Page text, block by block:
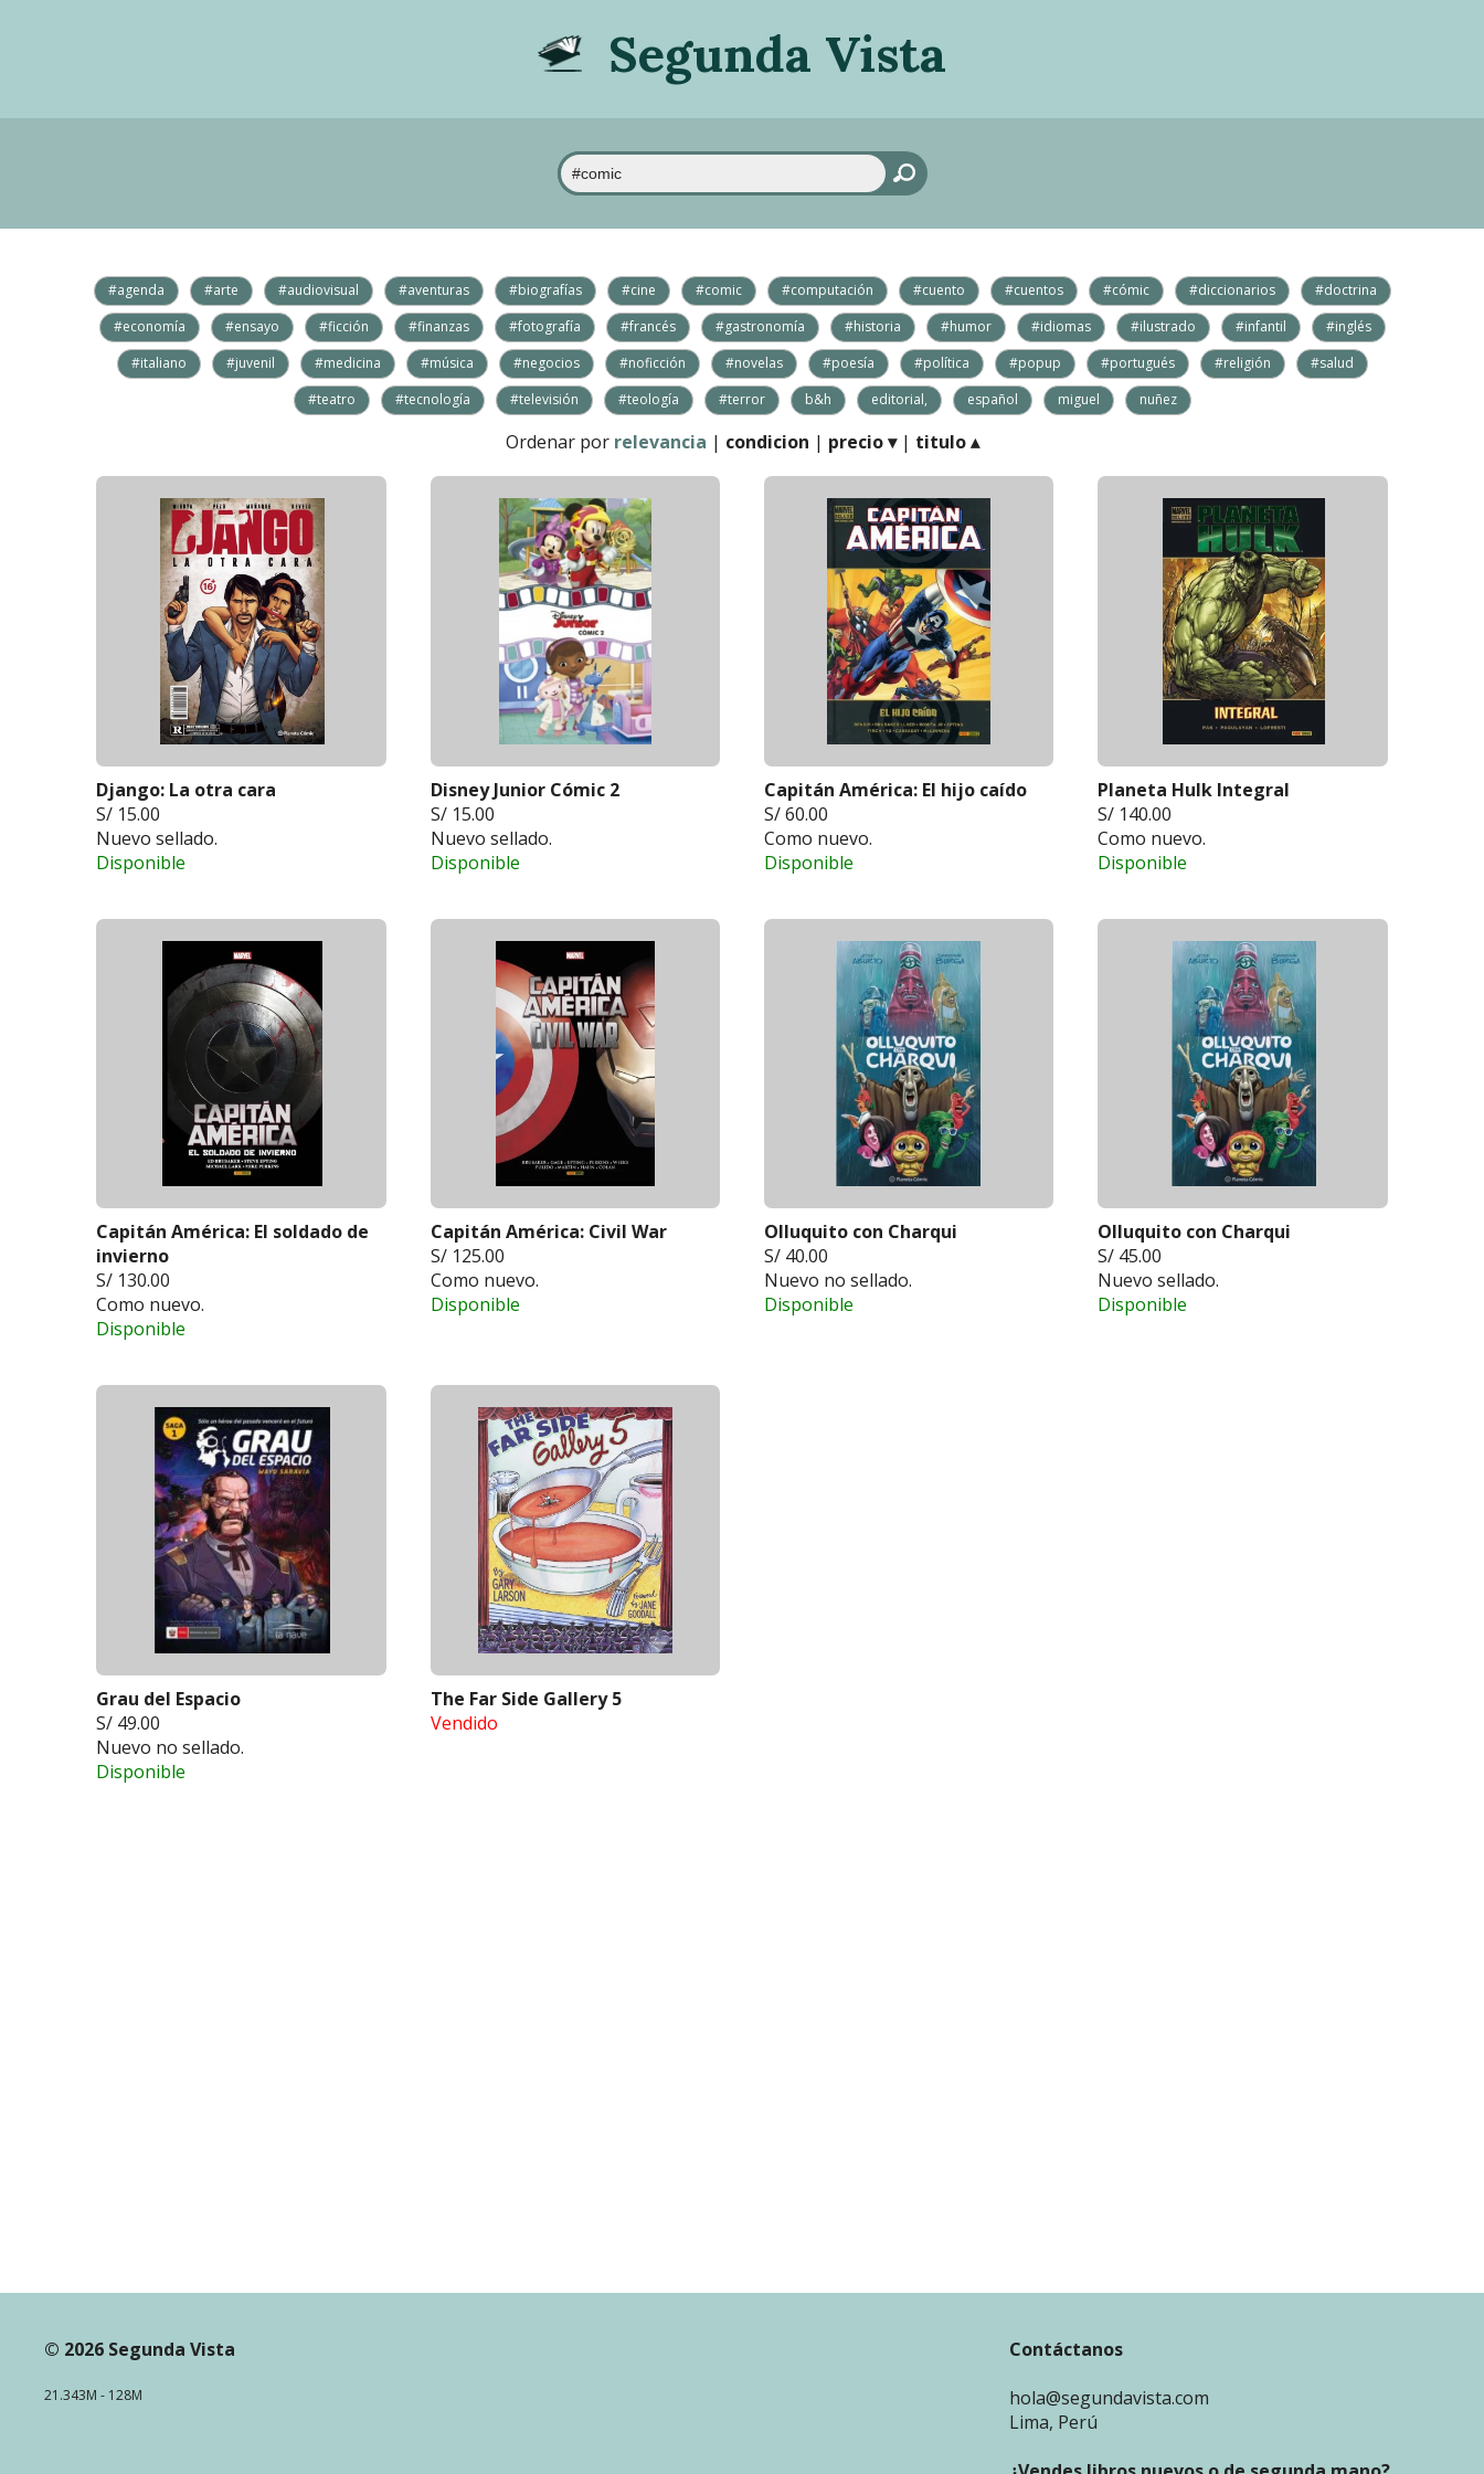
Segunda Vista
#agenda #arte #audiovisual #aventuras #biografías #cine #comic #computación #cuento #cuentos #cómic #diccionarios
#doctrina
#economía
#ensayo #ficción #finanzas #fotografía #francés #gastronomía #historia #humor #idiomas #ilustrado #infantil
#inglés
#italiano
#juvenil #medicina #música #negocios #noficción #novelas #poesía #política #popup #portugués #religión
#salud
#teatro
#tecnología #televisión #teología #terror b&h editorial, español miguel nuñez
Ordenar por relevancia | condicion | precio ▾| titulo ▴
Django: La otra cara
S/ 15.00
Nuevo sellado.
Disponible
Disney Junior Cómic 2
S/ 15.00
Nuevo sellado.
Disponible
Capitán América: El hijo caído
S/ 60.00
Como nuevo.
Disponible
Planeta Hulk Integral
S/ 140.00
Como nuevo.
Disponible
Capitán América: El soldado de
invierno
S/ 130.00
Como nuevo.
Disponible
Capitán América: Civil War
S/ 125.00
Como nuevo.
Disponible
Olluquito con Charqui
S/ 40.00
Nuevo no sellado.
Disponible
Olluquito con Charqui
S/ 45.00
Nuevo sellado.
Disponible
Grau del Espacio
S/ 49.00
Nuevo no sellado.
Disponible
The Far Side Gallery 5
Vendido
© 2026 Segunda Vista
21.343M - 128M
Contáctanos
hola@segundavista.com
Lima, Perú